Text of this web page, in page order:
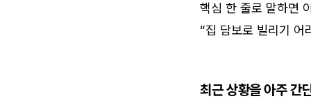
핵심 한 줄로 말하면
“집 담보로 빌리기 어
최근 상황을 아주 간